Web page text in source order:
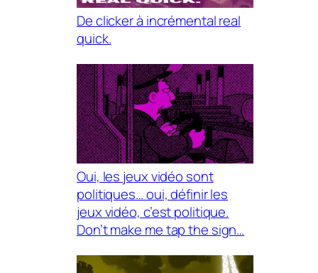
De clicker à incrémental real
quick.
Oui, les jeux vidéo sont
politiques… oui, définir les
jeux vidéo, c’est politique.
Don’t make me tap the sign…